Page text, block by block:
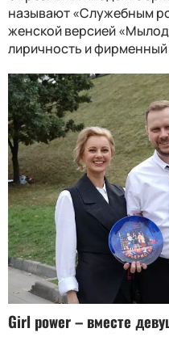
называют «Служебным
женской версией
лиричность и
Girl power – вместе